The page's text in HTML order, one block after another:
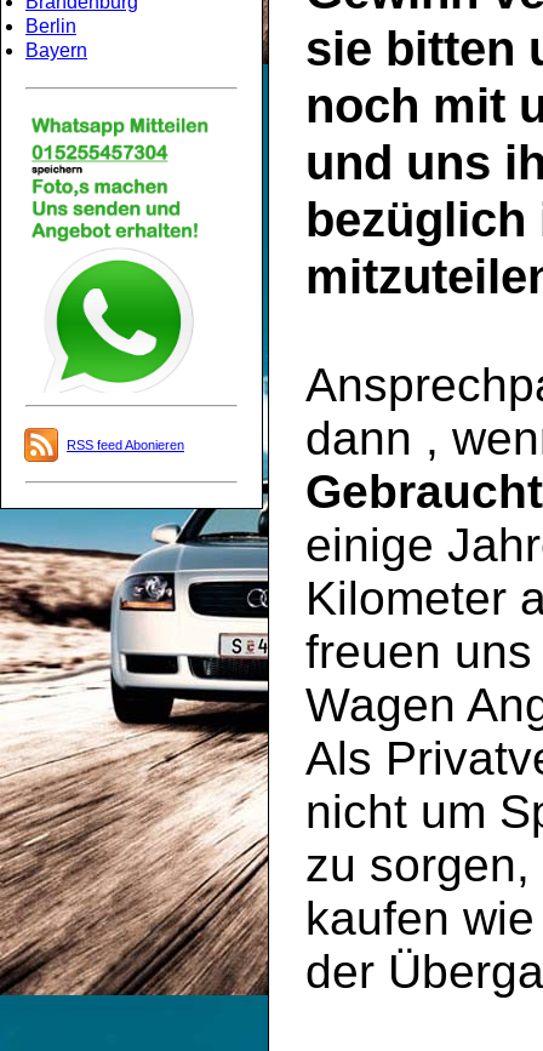
Berlin
Bayern
RSS feed Abonieren
sie bitten
noch mit
und uns
dann ,
einige
Kilometer
freuen
Wagen
Als
nicht um
zu
kaufen
der